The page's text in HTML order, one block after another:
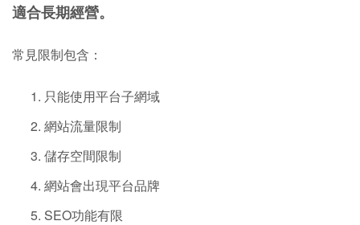
適合長期經營。
常見限制包含：
只能使用平台子網域
網站流量限制
儲存空間限制
網站會出現平台品牌
SEO功能有限